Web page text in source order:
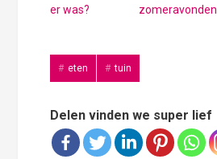
er was?
zomeravonden
eten tuin
Delen vinden we super lief